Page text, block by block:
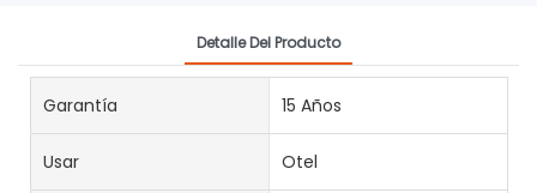
Detalle Del Producto
Garantía 15 Años
Usar Otel